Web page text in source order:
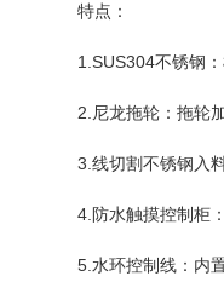
特点：
1.SUS304不锈钢：
2.尼龙拖轮：拖轮加
3.线切割不锈钢入料
4.防水触摸控制柜：
5.水环控制线：内置